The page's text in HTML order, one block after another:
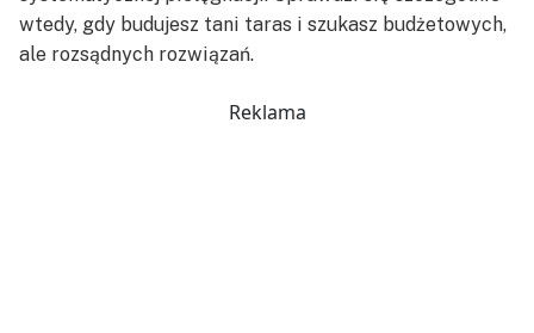
wtedy, gdy budujesz tani taras i szukasz budżetowych,
ale rozsądnych rozwiązań.
Reklama